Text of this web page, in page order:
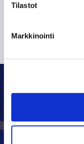
Tilastot
Markkinointi